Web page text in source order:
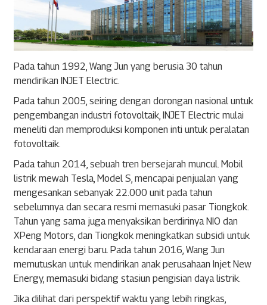
Pada tahun 1992, Wang Jun yang berusia 30 tahun
mendirikan INJET Electric.
Pada tahun 2005, seiring dengan dorongan nasional untuk
pengembangan industri fotovoltaik, INJET Electric mulai
meneliti dan memproduksi komponen inti untuk peralatan
fotovoltaik.
Pada tahun 2014, sebuah tren bersejarah muncul. Mobil
listrik mewah Tesla, Model S, mencapai penjualan yang
mengesankan sebanyak 22.000 unit pada tahun
sebelumnya dan secara resmi memasuki pasar Tiongkok.
Tahun yang sama juga menyaksikan berdirinya NIO dan
XPeng Motors, dan Tiongkok meningkatkan subsidi untuk
kendaraan energi baru. Pada tahun 2016, Wang Jun
memutuskan untuk mendirikan anak perusahaan Injet New
Energy, memasuki bidang stasiun pengisian daya listrik.
Jika dilihat dari perspektif waktu yang lebih ringkas,